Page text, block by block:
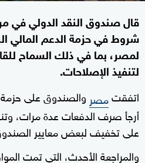
قال صندوق النقد الدولي في
شروط في حزمة الدعم المالي
لمصر، بما في ذلك السماح
لتنفيذ الإصلاحات.
اتفقتمصر
أرجأ صرف الدفعات عدة مرات،
على تخفيف لبعض معايير
والمراجعة الأحدث، التي تمت